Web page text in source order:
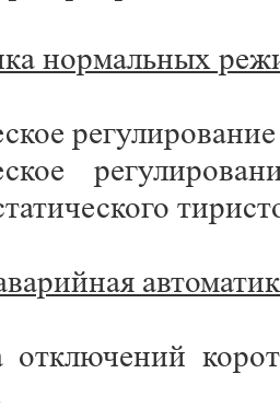
нормальных
отключений